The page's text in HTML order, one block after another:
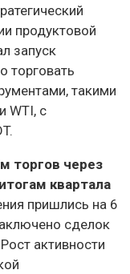
продуктовой
запуск
торговать
такими
WTI, с
торгов через
квартала
пришлись на 6
сделок
активности